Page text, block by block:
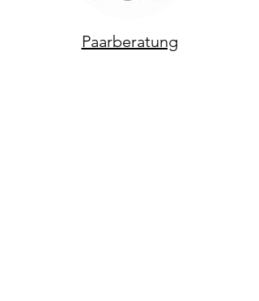
Paarberatung